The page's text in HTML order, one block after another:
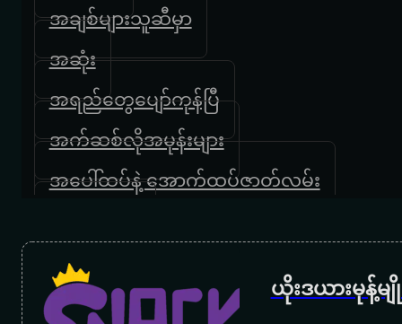
အချစ်များသူဆီမှာ
အဆုံး
အရည်တွေပျော်ကုန်ပြီ
အက်ဆစ်လိုအမုန်းများ
အပေါ်ထပ်နဲ့ အောက်ထပ်ဇာတ်လမ်း
ဒဏ်ရာရထား
အသည်းကွဲ ရေဒီယို
ယိုးဒယားမုန့်